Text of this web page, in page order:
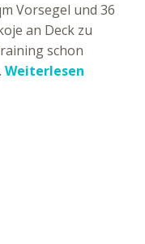
Vorsegel und 36
an Deck zu
schon
Weiterlesen